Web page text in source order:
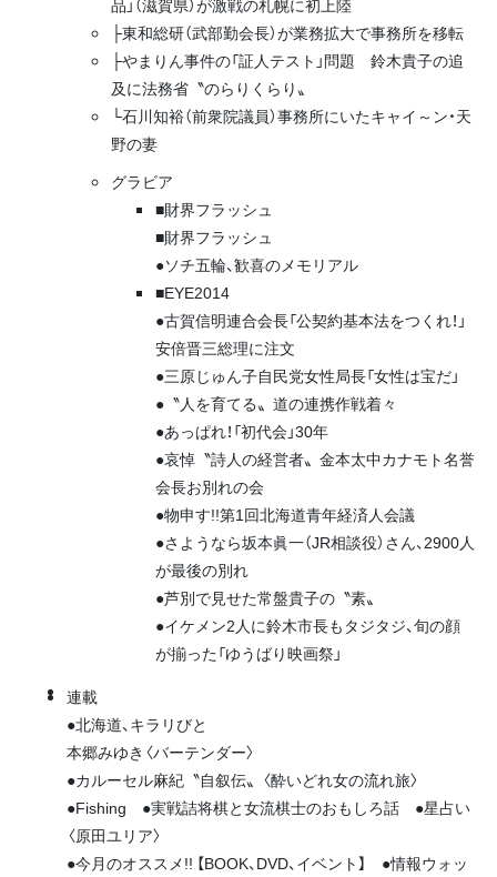
├東和総研（武部勤会長）が業務拡大で事務所を移転
├やまりん事件の「証人テスト」問題 鈴木貴子の追
及に法務省〝のらりくらり〟
└石川知裕（前衆院議員）事務所にいたキャイ～ン・天
野の妻
グラビア
■財界フラッシュ
■財界フラッシュ
●ソチ五輪、歓喜のメモリアル
■EYE2014
●古賀信明連合会長「公契約基本法をつくれ！」
安倍晋三総理に注文
●三原じゅん子自民党女性局長「女性は宝だ」
●〝人を育てる〟道の連携作戦着々
●あっぱれ！「初代会」30年
●哀悼〝詩人の経営者〟金本太中カナモト名誉
会長お別れの会
●物申す!!第1回北海道青年経済人会議
●さようなら坂本眞一（JR相談役）さん、2900人
が最後の別れ
●芦別で見せた常盤貴子の〝素〟
●イケメン2人に鈴木市長もタジタジ、旬の顔
が揃った「ゆうばり映画祭」
連載
●北海道、キラリびと
本郷みゆき〈バーテンダー〉
●カルーセル麻紀〝自叙伝〟〈酔いどれ女の流れ旅〉
●Fishing ●実戦詰将棋と女流棋士のおもしろ話 ●星占い
〈原田ユリア〉
●今月のオススメ!! 【BOOK、DVD、イベント】 ●情報ウォッ